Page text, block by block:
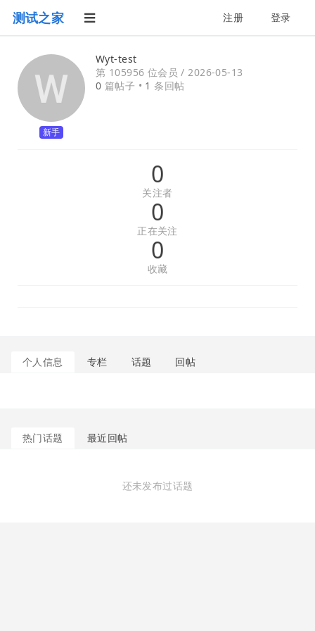
测试之家 注册 登录
新手
Wyt-test
第 105956 位会员 /2026-05-13
0 篇帖子 • 1 条回帖
0
关注者
0
正在关注
0
收藏
个人信息 专栏 话题 回帖
热门话题 最近回帖
还未发布过话题